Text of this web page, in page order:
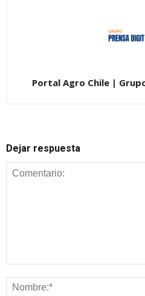
Portal Agro Chile |
Dejar respuesta